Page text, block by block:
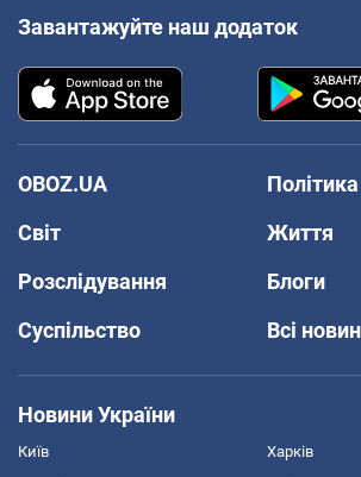
Завантажуйте наш додаток
OBOZ.UA
Політика
Світ
Життя
Розслідування
Блоги
Суспільство
Всі
Новини України
Київ Харків